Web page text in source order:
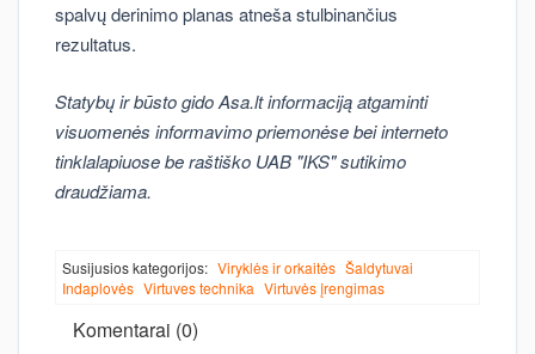
spalvų derinimo planas atneša stulbinančius
rezultatus.
Statybų ir būsto gido Asa.lt informaciją atgaminti
visuomenės informavimo priemonėse bei interneto
tinklalapiuose be raštiško UAB "IKS" sutikimo
draudžiama.
Susijusios kategorijos: Viryklės ir orkaitės Šaldytuvai
Indaplovės Virtuves technika Virtuvės įrengimas
Komentarai (0)